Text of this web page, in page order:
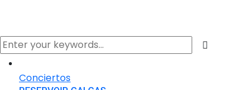
Conciertos